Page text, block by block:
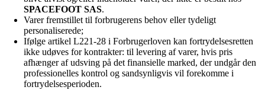
SPACEFOOT SAS.
Varer fremstillet til forbrugerens behov eller tydeligt
personaliserede;
Ifølge artikel L221-28 i Forbrugerloven kan fortrydelsesretten
ikke udøves for kontrakter: til levering af varer, hvis pris
afhænger af udsving på det finansielle marked, der undgår den
professionelles kontrol og sandsynligvis vil forekomme i
fortrydelsesperioden.